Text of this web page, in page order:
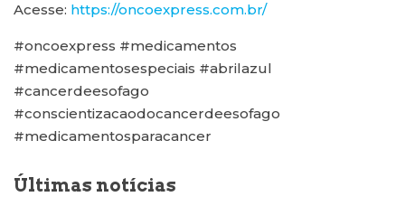
Acesse: https://oncoexpress.com.br/
#oncoexpress #medicamentos
#medicamentosespeciais #abrilazul
#cancerdeesofago
#conscientizacaodocancerdeesofago
#medicamentosparacancer
Últimas notícias